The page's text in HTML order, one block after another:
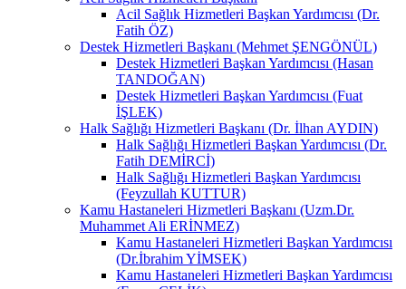
Acil Sağlık Hizmetleri Başkan Yardımcısı (Dr.
Fatih ÖZ)
Destek Hizmetleri Başkanı (Mehmet ŞENGÖNÜL)
Destek Hizmetleri Başkan Yardımcısı (Hasan
TANDOĞAN)
Destek Hizmetleri Başkan Yardımcısı (Fuat
İŞLEK)
Halk Sağlığı Hizmetleri Başkanı (Dr. İlhan AYDIN)
Halk Sağlığı Hizmetleri Başkan Yardımcısı (Dr.
Fatih DEMİRCİ)
Halk Sağlığı Hizmetleri Başkan Yardımcısı
(Feyzullah KUTTUR)
Kamu Hastaneleri Hizmetleri Başkanı (Uzm.Dr.
Muhammet Ali ERİNMEZ)
Kamu Hastaneleri Hizmetleri Başkan Yardımcısı
(Dr.İbrahim YİMSEK)
Kamu Hastaneleri Hizmetleri Başkan Yardımcısı